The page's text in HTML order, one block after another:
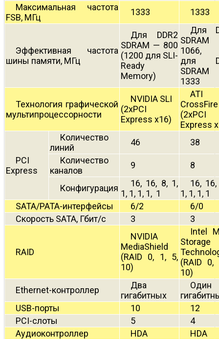
Максимальная частота
FSB, МГц
1333 1333
Эффективная частота
шины памяти, МГц
Для DDR2
SDRAM — 800
(1200 для SLI-
Ready
Memory)
Для
1066,
для
1333
Технология графической
мультипроцессорности
NVIDIA SLI
(2xPCI
Express x16)
ATI
CrossFire
(2xPCI
Express
PCI
Express
Количество
линий
46
38
Количество
каналов
9 8
Конфигурация
16, 16, 8, 1,
1, 1, 1, 1, 1
16,
1, 1, 1, 1
SATA/PATA-интерфейсы
6/2
6/0
Скорость SATA, Гбит/с
3 3
RAID
NVIDIA
MediaShield
(RAID 0, 1, 5,
10)
Intel
Storage
(RAID 0,
10)
Ethernet-контроллер
Два
гигабитных
Один
USB-порты
10
12
PCI-слоты
5
4
Аудиоконтроллер
HDA
HDA